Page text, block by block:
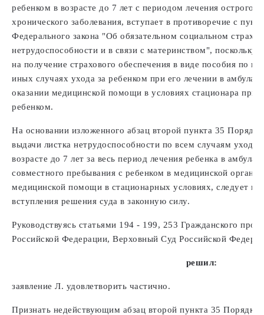
ребенком в возрасте до 7 лет с периодом лечения острого
хронического заболевания, вступает в противоречие с
Федерального закона "Об обязательном социальном
нетрудоспособности и в связи с материнством", поскольку
на получение страхового обеспечения в виде пособия по
иных случаях ухода за ребенком при его лечении в
оказании медицинской помощи в условиях стационара при
ребенком.
На основании изложенного абзац второй пункта 35
выдачи листка нетрудоспособности по всем случаям ухода
возрасте до 7 лет за весь период лечения ребенка в
совместного пребывания с ребенком в медицинской
медицинской помощи в стационарных условиях, следует
вступления решения суда в законную силу.
Руководствуясь статьями 194 - 199, 253 Гражданского
Российской Федерации, Верховный Суд Российской
решил:
заявление Л. удовлетворить частично.
Признать недействующим абзац второй пункта 35 Порядка